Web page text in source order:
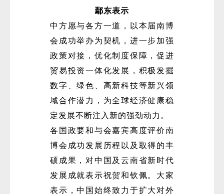
鄢东表示
中方愿与各方一道，以本届南博
会成功举办为契机，进一步加强
政策对接，优化制度保障，促进
贸易投资一体化发展，积极发掘
数字、绿色、高新科技等新兴领
域合作潜力，为全球经济健康稳
定发展不断注入新的强劲动力。
各国政要和与会嘉宾高度评价南
博会成功发展历程以及取得的丰
硕成果，对中国及云南省新时代
发展成就表示祝贺和钦佩。大家
表示，中国始终致力于扩大对外